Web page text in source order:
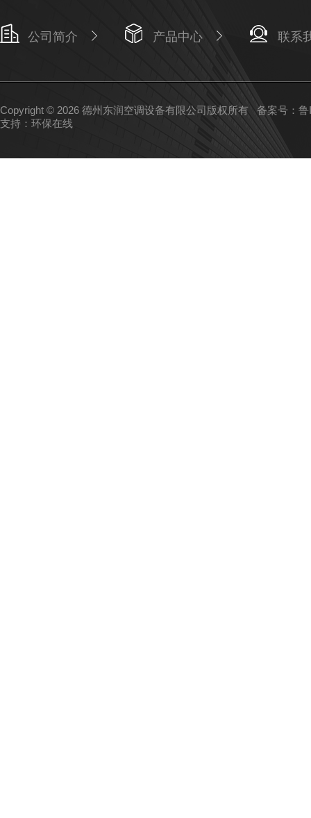
公司简介 产品中心 联系
Copyright © 2026 德州东润空调设备有限公司版权所有备案号：
支持： 环保在线